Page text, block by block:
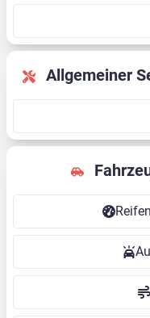
Allgemeiner